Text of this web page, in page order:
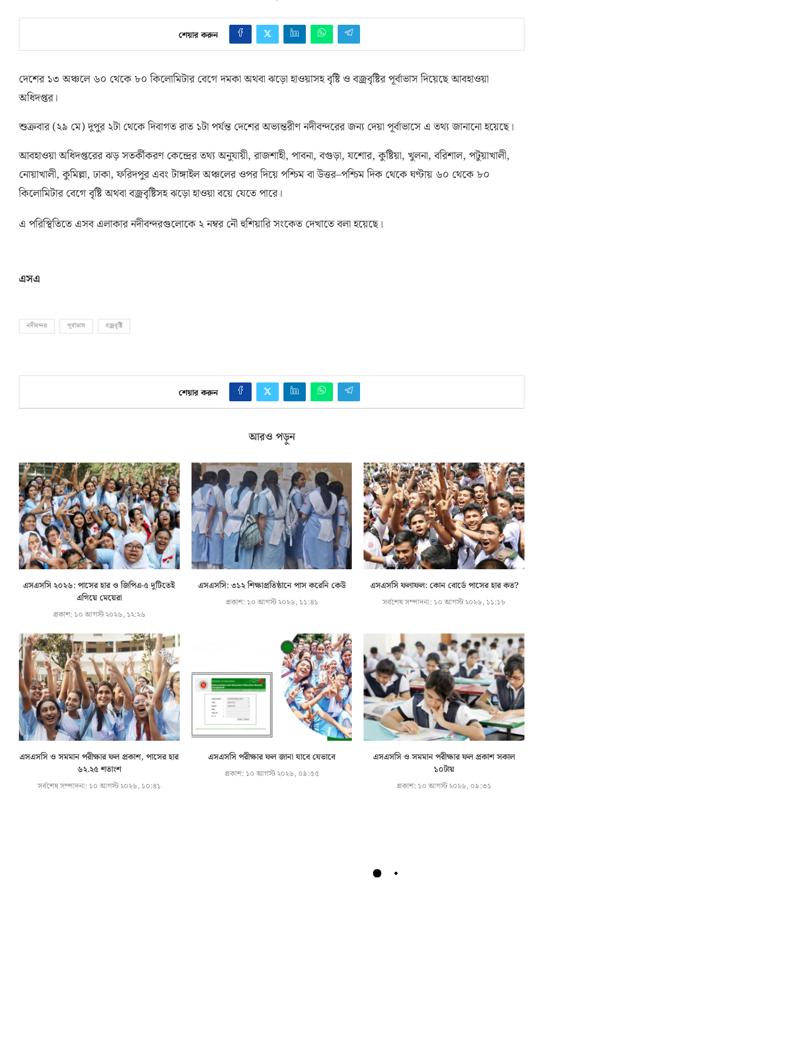
শেয়ার করুন
দেশের ১৩ অঞ্চলে ৬০ থেকে ৮০ কিলোমিটার বেগে দমকা অথবা ঝড়ো হাওয়াসহ বৃষ্টি ও বজ্রবৃষ্টির পূর্বাভাস দিয়েছে আবহাওয়া
অধিদপ্তর।
শুক্রবার(২৯ মে)দুপুর ২টা থেকে দিবাগত রাত ১টা পর্যন্ত দেশের অভ্যন্তরীণ নদীবন্দরের জন্য দেয়া পূর্বাভাসে এ তথ্য জানানো হয়েছে।
আবহাওয়া অধিদপ্তরের ঝড় সতর্কীকরণ কেন্দ্রের তথ্য অনুযায়ী,রাজশাহী, পাবনা,বগুড়া,যশোর,কুষ্টিয়া, খুলনা,বরিশাল, পটুয়াখালী,
নোয়াখালী,কুমিল্লা, ঢাকা,ফরিদপুর এবং টাঙ্গাইল অঞ্চলের ওপর দিয়ে পশ্চিম বা উত্তর–পশ্চিম দিক থেকে ঘণ্টায় ৬০ থেকে ৮০
কিলোমিটার বেগে বৃষ্টি অথবা বজ্রবৃষ্টিসহ ঝড়ো হাওয়া বয়ে যেতে পারে।
এ পরিস্থিতিতে এসব এলাকার নদীবন্দরগুলোকে ২ নম্বর নৌ হুশিয়ারি সংকেত দেখাতে বলা হয়েছে।
এসএ
নদীবন্দর পূর্বাভাস বজ্রবৃষ্টি
শেয়ার করুন
আরও পড়ুন
এসএসসি ২০২৬: পাসের হার ও জিপিএ-৫ দুটিতেই
এগিয়ে মেয়েরা
প্রকাশ: ১০ আগস্ট ২০২৬, ১২:২৬
এসএসসি: ৩১২ শিক্ষাপ্রতিষ্ঠানে পাস করেনি কেউ
প্রকাশ: ১০ আগস্ট ২০২৬, ১১:৪১
এসএসসি ফলাফল: কোন বোর্ডে পাসের হার কত?
সর্বশেষ সম্পাদনা: ১০ আগস্ট ২০২৬, ১১:১৮
এসএসসি ও সমমান পরীক্ষার ফল প্রকাশ, পাসের হার
৬২.২৫ শতাংশ
সর্বশেষ সম্পাদনা: ১০ আগস্ট ২০২৬, ১০:৪১
এসএসসি পরীক্ষার ফল জানা যাবে যেভাবে
প্রকাশ: ১০ আগস্ট ২০২৬, ০৯:৫৫
এসএসসি ও সমমান পরীক্ষার ফল প্রকাশ সকাল
১০টায়
প্রকাশ: ১০ আগস্ট ২০২৬, ০৯:৩১